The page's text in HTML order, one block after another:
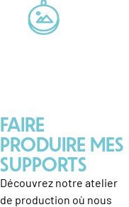
FAIRE
PRODUIRE MES
SUPPORTS
Découvrez notre atelier
de production où nous